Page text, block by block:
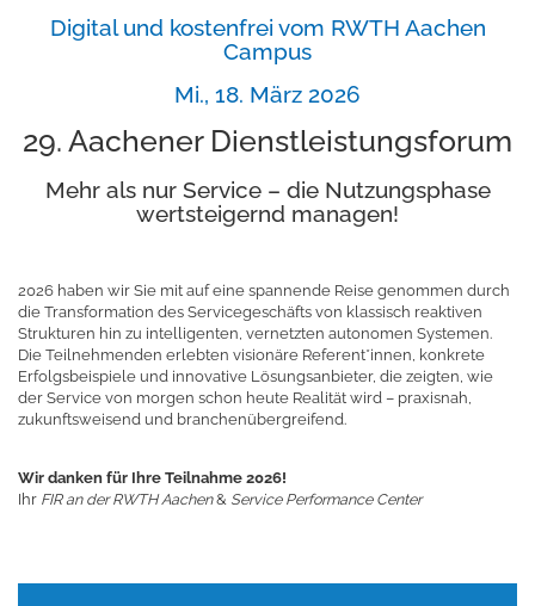
Digital und kostenfrei vom RWTH Aachen
Campus
Mi., 18. März 2026
29. Aachener Dienstleistungsforum
Mehr als nur Service – die Nutzungsphase
wertsteigernd managen!
2026 haben wir Sie mit auf eine spannende Reise genommen durch
die Transformation des Servicegeschäfts von klassisch reaktiven
Strukturen hin zu intelligenten, vernetzten autonomen Systemen.
Die Teilnehmenden erlebten visionäre Referent*innen, konkrete
Erfolgsbeispiele und innovative Lösungsanbieter, die zeigten, wie
der Service von morgen schon heute Realität wird – praxisnah,
zukunftsweisend und branchenübergreifend.
Wir danken für Ihre Teilnahme 2026!
Ihr FIR an der RWTH Aachen& Service Performance Center